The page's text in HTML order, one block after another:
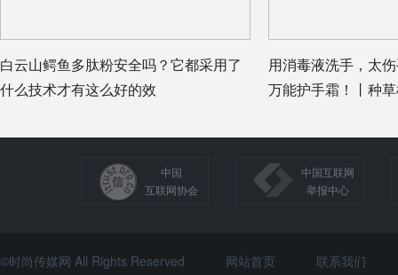
白云山鳄鱼多肽粉安全吗？它都采用了
什么技术才有这么好的效
用消毒液洗手，太
万能护手霜！丨种
中国
互联网协会
中国互联网
举报中心
©时尚传媒网 All Rights Reserved 网站首页
联系我们